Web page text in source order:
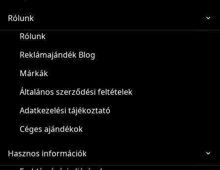
Rólunk
Rólunk
Reklámajándék Blog
Márkák
Általános szerződési feltételek
Adatkezelési tájékoztató
Céges ajándékok
Hasznos információk